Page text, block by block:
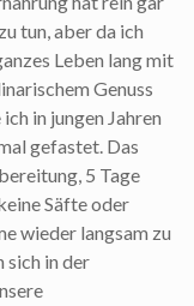
tun, aber da ich
Leben lang mit
Genuss
in jungen Jahren
gefastet. Das
5 Tage
Säfte oder
wieder langsam zu
sich in der